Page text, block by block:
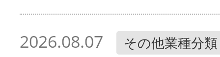
2026.08.07 その他業種分類